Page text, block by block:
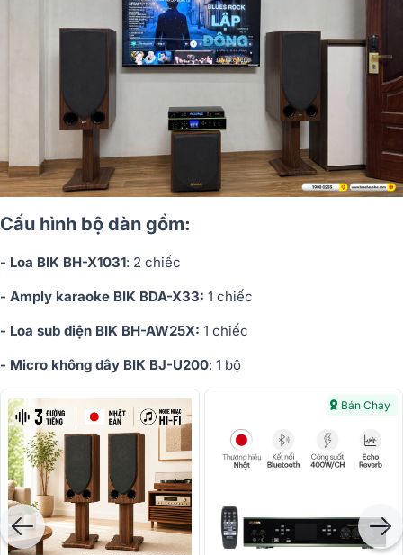
Cấu hình bộ dàn gồm:
- Loa BIK BH-X1031: 2 chiếc
- Amply karaoke BIK BDA-X33: 1 chiếc
- Loa sub điện BIK BH-AW25X: 1 chiếc
- Micro không dây BIK BJ-U200: 1 bộ
Bán Chạy